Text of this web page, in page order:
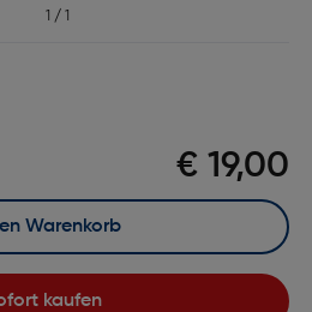
1 / 1
€ 19,00
kaufen
Warenkorb